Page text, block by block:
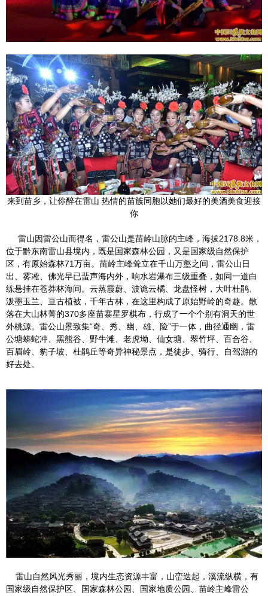
来到苗乡，让你醉在雷山 热情的苗族同胞以她们最好的美酒美食迎接
你
雷山因雷公山而得名，雷公山是苗岭山脉的主峰，海拔2178.8米，
位于黔东南雷山县境内，既是国家森林公园，又是国家级自然保护
区，有原始森林71万亩。苗岭主峰耸立在千山万壑之间，雷公山日
出、雾凇、佛光早已蜚声海内外，响水岩瀑布三级重叠，如同一道白
练悬挂在苍莽林海间。云蒸霞蔚、波诡云橘、龙盘怪树，大叶杜鹃、
泼墨玉兰、亘古植被，千年古林，在这里构成了原始野岭的奇趣。散
落在大山林菁的370多座苗寨星罗棋布，行成了一个个别有洞天的世
外桃源。雷公山景致集“奇、秀、幽、雄、险”于一体，曲径通幽，雷
公塘蟒蛇冲、黑熊谷、野牛滩、老虎坳、仙女塘、翠竹坪、百合谷、
百眉岭、豹子坡、杜鹃丘等奇异神秘景点，是徒步、骑行、自驾游的
好去处。
雷山自然风光秀丽，境内生态资源丰富，山峦迭起，溪流纵横，有
国家级自然保护区、国家森林公园、国家地质公园、苗岭主峰雷公